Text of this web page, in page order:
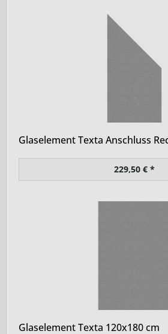
Glaselement Texta Anschluss
229,50 € *
Glaselement Texta 120x180 cm